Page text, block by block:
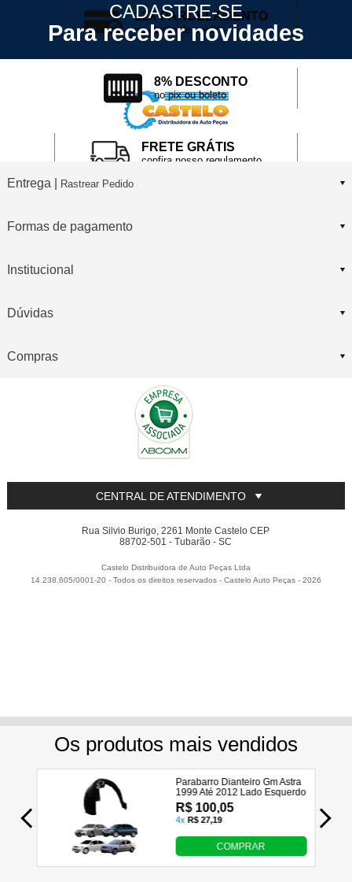
Utilizamos seus dados para analisar e personalizar nossa
loja virtual durante a sua navegação e em serviços de
terceiros parceiros. Ao navegar pela loja virtual, você nos
autoriza a coletar tais informações através do cookies e
utilizá-las para estas finalidades. Em caso de dúvidas,
acesse nossa
Política de Privacidade
Entendi e Aceito
12X PARCELAMENTO
no cartão de crédito
8% DESCONTO
no pix ou boleto
FRETE GRÁTIS
confira nosso regulamento
CADASTRE-SE
Para receber novidades
Entrega | Rastrear Pedido
Formas de pagamento
Institucional
Dúvidas
Compras
CENTRAL DE ATENDIMENTO
Rua Silvio Burigo, 2261 Monte Castelo CEP
88702-501 - Tubarão - SC
Castelo Distribuidora de Auto Peças Ltda
14.238.605/0001-20 - Todos os direitos reservados -Castelo Auto Peças -2026